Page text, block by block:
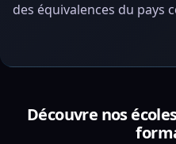
des équivalences du pays
Découvre nos